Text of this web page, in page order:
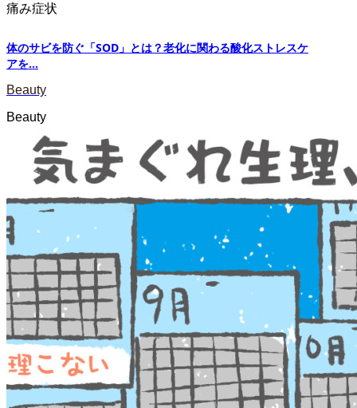
痛み症状
体のサビを防ぐ「SOD」とは？老化に関わる酸化ストレスケ
アを...
Beauty
Beauty